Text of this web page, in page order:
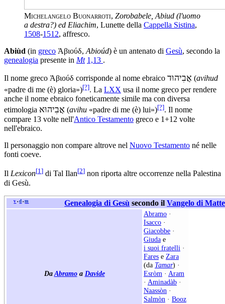
Michelangelo Buonarroti, Zorobabele, Abiud (l'uomo
a destra?) ed Eliachim, Lunette della Cappella Sistina,
1508-1512, affresco.
Abiùd (in greco Ἀβιούδ, Abioúd) è un antenato di Gesù, secondo la
genealogia presente in Mt 1,13 .
Il nome greco Ἀβιούδ corrisponde al nome ebraico אֲבִיהוּד ‎(avihud
«padre di me (è) gloria»)[?]. La LXX usa il nome greco per rendere
anche il nome ebraico foneticamente simile ma con diversa
etimologia אֲבִיהוּא ‎(avihu «padre di me (è) lui»)[?]. Il nome
compare 13 volte nell'Antico Testamento greco e 1+12 volte
nell'ebraico.
Il personaggio non compare altrove nel Nuovo Testamento né nelle
fonti coeve.
Il Lexicon[1] di Tal Ilan[2] non riporta altre occorrenze nella Palestina
di Gesù.
v • d • m Genealogia di Gesù secondo ilVangelo di
DaAbramoa Davide
Abramo ·
Isacco ·
Giacobbe ·
Giuda e
i suoi fratelli ·
Fares e Zara
(da Tamar) ·
Esròm · Aram
· Aminadàb ·
Naassòn ·
Salmòn · Booz